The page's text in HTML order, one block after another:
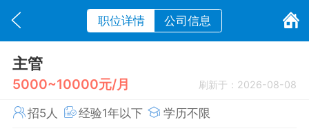
职位详情 公司信息
主管
5000~10000元/月 刷新于：2026-08-08
招5人 经验1年以下 学历不限